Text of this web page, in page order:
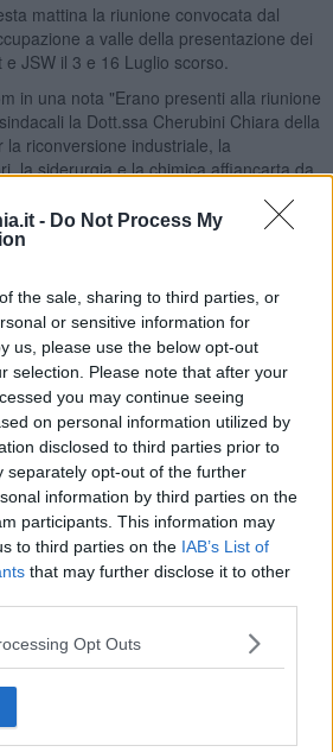
- Do Not Process My
the sale, sharing to third parties, or
or sensitive information for
us, please use the below opt-out
selection. Please note that after your
you may continue seeing
on personal information utilized by
disclosed to third parties prior to
separately opt-out of the further
information by third parties on the
participants. This information may
to third parties on the IAB’s List of
that may further disclose it to other
Opt Outs
mattina la riunione convocata dal
a valle della presentazione dei
JSW il 3 e 16 Luglio scorso.
in una nota "Erano presenti alla riunione
la Dott.ssa Cherubini Chiara della
la riconversione industriale, la
la siderurgia e la chimica affiancarta da
industriale; Francesco Ferrari
Tedeschi per la Regione Toscana".
non è decollata per un difetto di
- ossia l’assenza della
subentro di Metinvest nelle aree
JSW è abbondantemente scaduta -
nuovi impianti della nuova acciaieria.
avevamo già posto il 3 Luglio scorso,
e imprescindibile per aprire una
alle dichiarazioni delle due aziende,
essere ancora lontane e che speriamo si
la riunione a data da destinarsi per la
del Piano industriale JSW ancora
e sulle pretese delle Aree. Come Fiom il
che a nostro modo di vedere sono